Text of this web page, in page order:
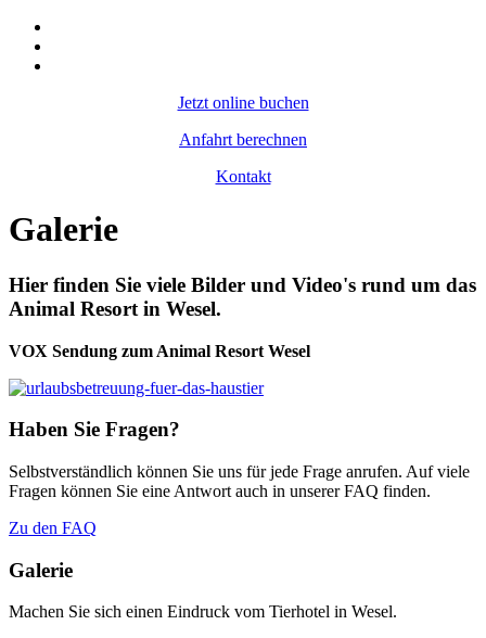
Jetzt online buchen
Anfahrt berechnen
Kontakt
Galerie
Hier finden Sie viele Bilder und Video's rund um das
Animal Resort in Wesel.
VOX Sendung zum Animal Resort Wesel
Haben Sie Fragen?
Selbstverständlich können Sie uns für jede Frage anrufen. Auf viele
Fragen können Sie eine Antwort auch in unserer FAQ finden.
Zu den FAQ
Galerie
Machen Sie sich einen Eindruck vom Tierhotel in Wesel.